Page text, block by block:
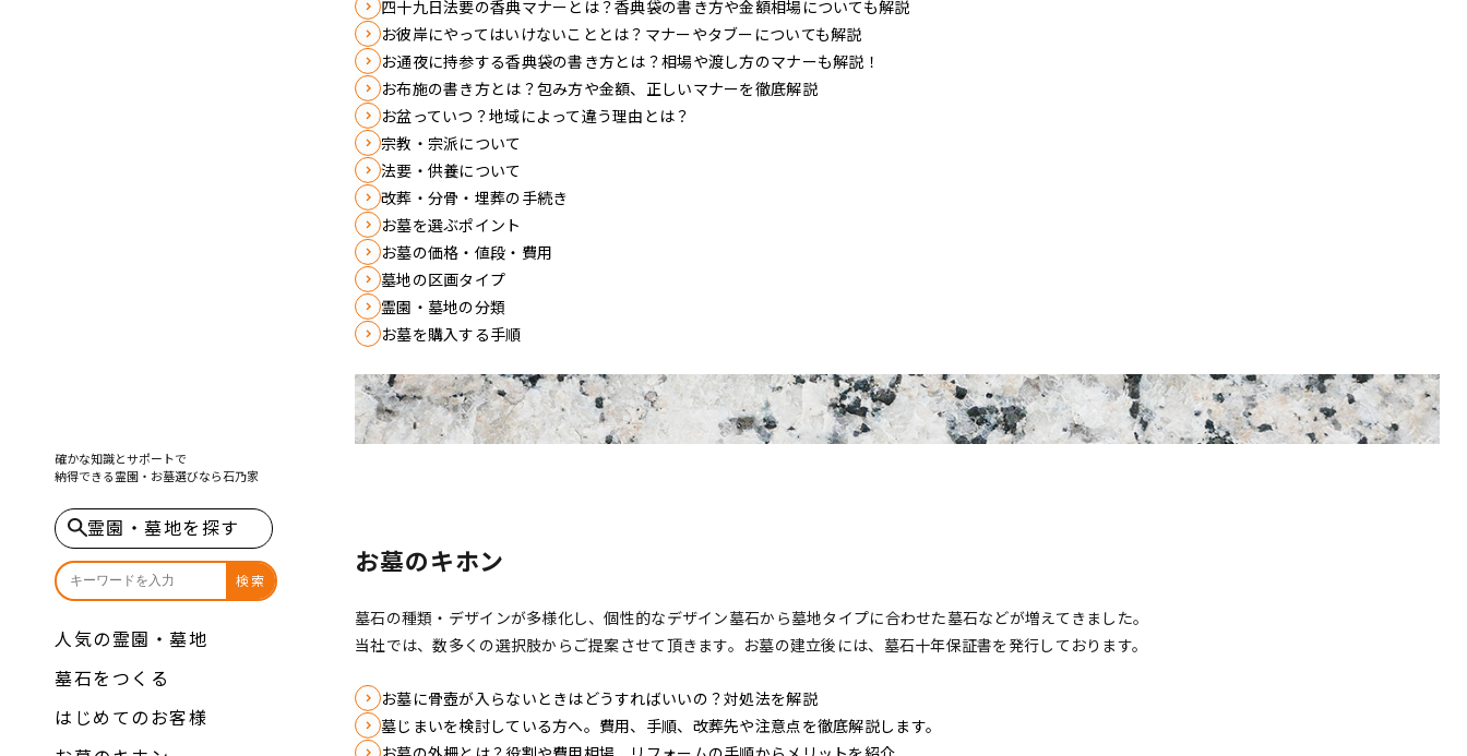
確かな知識とサポートで
納得できる霊園・お墓選びなら石乃家
霊園・墓地を探す
検索
人気の霊園・墓地
墓石をつくる
はじめてのお客様
四十九日法要の香典マナーとは？香典袋の書き方や金額相場についても解説
お彼岸にやってはいけないこととは？マナーやタブーについても解説
お通夜に持参する香典袋の書き方とは？相場や渡し方のマナーも解説！
お布施の書き方とは？包み方や金額、正しいマナーを徹底解説
お盆っていつ？地域によって違う理由とは？
宗教・宗派について
法要・供養について
改葬・分骨・埋葬の手続き
お墓を選ぶポイント
お墓の価格・値段・費用
墓地の区画タイプ
霊園・墓地の分類
お墓を購入する手順
お墓のキホン
墓石の種類・デザインが多様化し、個性的なデザイン墓石から墓地タイプに合わせた墓石などが増えてきました。
当社では、数多くの選択肢からご提案させて頂きます。お墓の建立後には、墓石十年保証書を発行しております。
お墓に骨壺が入らないときはどうすればいいの？対処法を解説
墓じまいを検討している方へ。費用、手順、改葬先や注意点を徹底解説します。